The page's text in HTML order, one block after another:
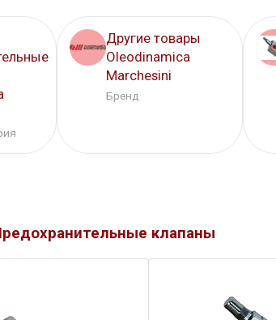
Другие товары
Oleodinamica
Marchesini
Бренд
клапаны